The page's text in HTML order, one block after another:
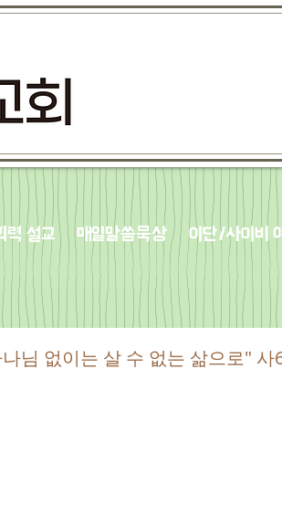
력 설교 매일말씀묵상 이단/사이비
님 없이는 살 수 없는 삶으로" 사